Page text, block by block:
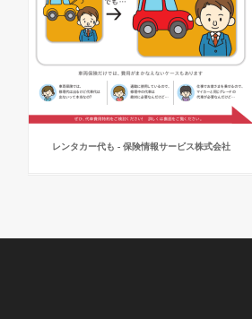
レンタカー代も - 保険情報サービス株式会社